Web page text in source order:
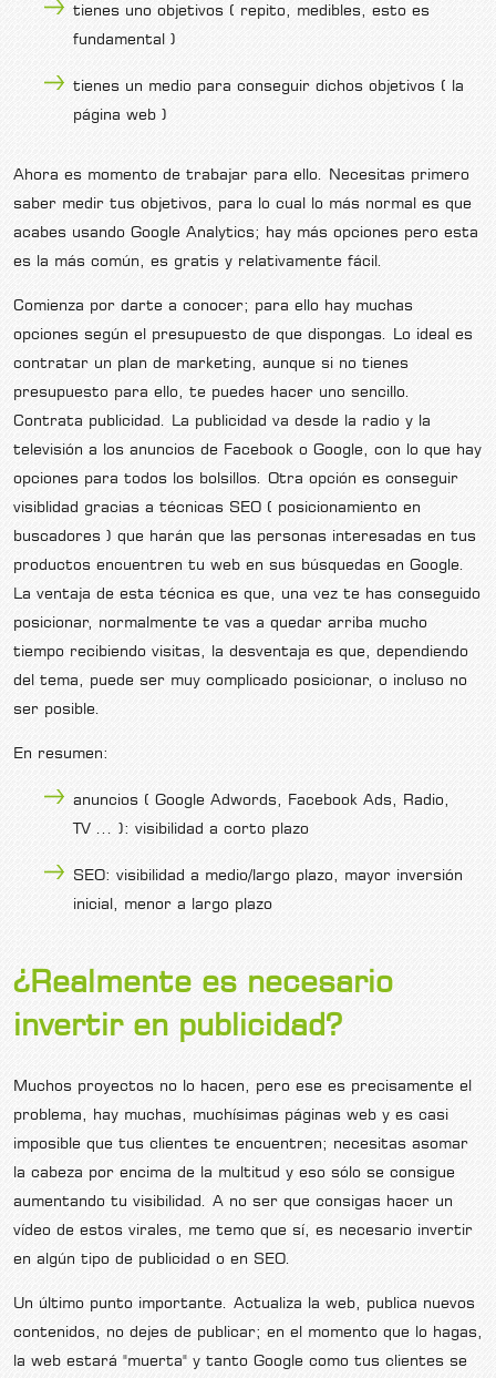
tienes uno objetivos ( repito, medibles, esto es
fundamental )
tienes un medio para conseguir dichos objetivos ( la
página web )
Ahora es momento de trabajar para ello. Necesitas primero
saber medir tus objetivos, para lo cual lo más normal es que
acabes usando Google Analytics; hay más opciones pero esta
es la más común, es gratis y relativamente fácil.
Comienza por darte a conocer; para ello hay muchas
opciones según el presupuesto de que dispongas. Lo ideal es
contratar un plan de marketing, aunque si no tienes
presupuesto para ello, te puedes hacer uno sencillo.
Contrata publicidad. La publicidad va desde la radio y la
televisión a los anuncios de Facebook o Google, con lo que hay
opciones para todos los bolsillos. Otra opción es conseguir
visiblidad gracias a técnicas SEO ( posicionamiento en
buscadores ) que harán que las personas interesadas en tus
productos encuentren tu web en sus búsquedas en Google.
La ventaja de esta técnica es que, una vez te has conseguido
posicionar, normalmente te vas a quedar arriba mucho
tiempo recibiendo visitas, la desventaja es que, dependiendo
del tema, puede ser muy complicado posicionar, o incluso no
ser posible.
En resumen:
anuncios ( Google Adwords, Facebook Ads, Radio,
TV ... ): visibilidad a corto plazo
SEO: visibilidad a medio/largo plazo, mayor inversión
inicial, menor a largo plazo
¿Realmente es necesario
invertir en publicidad?
Muchos proyectos no lo hacen, pero ese es precisamente el
problema, hay muchas, muchísimas páginas web y es casi
imposible que tus clientes te encuentren; necesitas asomar
la cabeza por encima de la multitud y eso sólo se consigue
aumentando tu visibilidad. A no ser que consigas hacer un
vídeo de estos virales, me temo que sí, es necesario invertir
en algún tipo de publicidad o en SEO.
Un último punto importante. Actualiza la web, publica nuevos
contenidos, no dejes de publicar; en el momento que lo hagas,
la web estará "muerta" y tanto Google como tus clientes se